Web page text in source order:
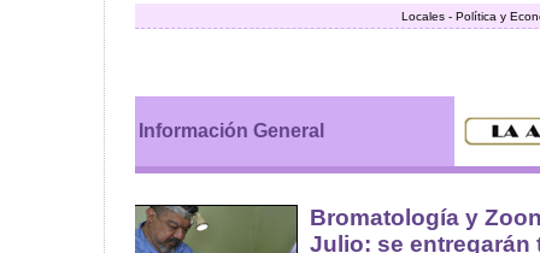
Locales - Política y
Información General
Bromatología y
Julio: se entregarán